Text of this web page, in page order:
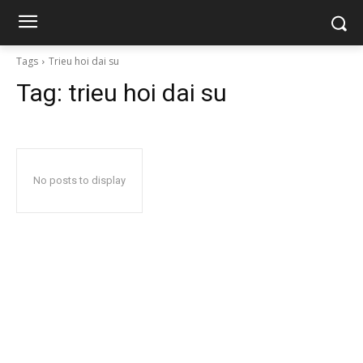
Tags Trieu hoi dai su
Tag: trieu hoi dai su
No posts to display